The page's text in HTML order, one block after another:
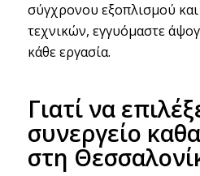
σύγχρονου εξοπλισμού
τεχνικών, εγγυόμαστε
κάθε εργασία.
Γιατί να
συνεργείο
στη